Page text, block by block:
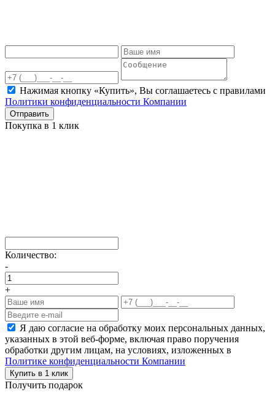
Нажимая кнопку «Купить», Вы соглашаетесь c правилами
Политики конфиденциальности Компании
Отправить
Покупка в 1 клик
Количество:
-
+
Я даю согласие на обработку моих персональных данных,
указанных в этой веб-форме, включая право поручения
обработки другим лицам, на условиях, изложенных в
Политике конфиденциальности Компании
Купить в 1 клик
Получить подарок